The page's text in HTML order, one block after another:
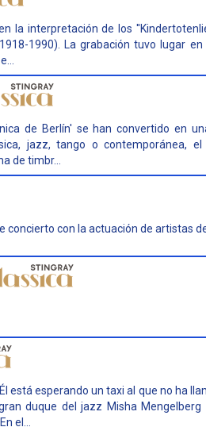
la interpretación de los
1990). La grabación tuvo lugar
de Berlín' se han convertido en
jazz, tango o contemporánea,
de timbr...
concierto con la actuación de artistas
está esperando un taxi al que no ha
duque del jazz Misha
el...